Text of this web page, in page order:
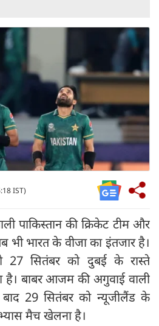
IST)
पाकिस्तान की क्रिकेट टीम और
भी भारत के वीजा का इंतजार है।
27 सितंबर को दुबई के रास्ते
है। बाबर आजम की अगुवाई वाली
29 सितंबर को न्यूजीलैंड के
मैच खेलना है।